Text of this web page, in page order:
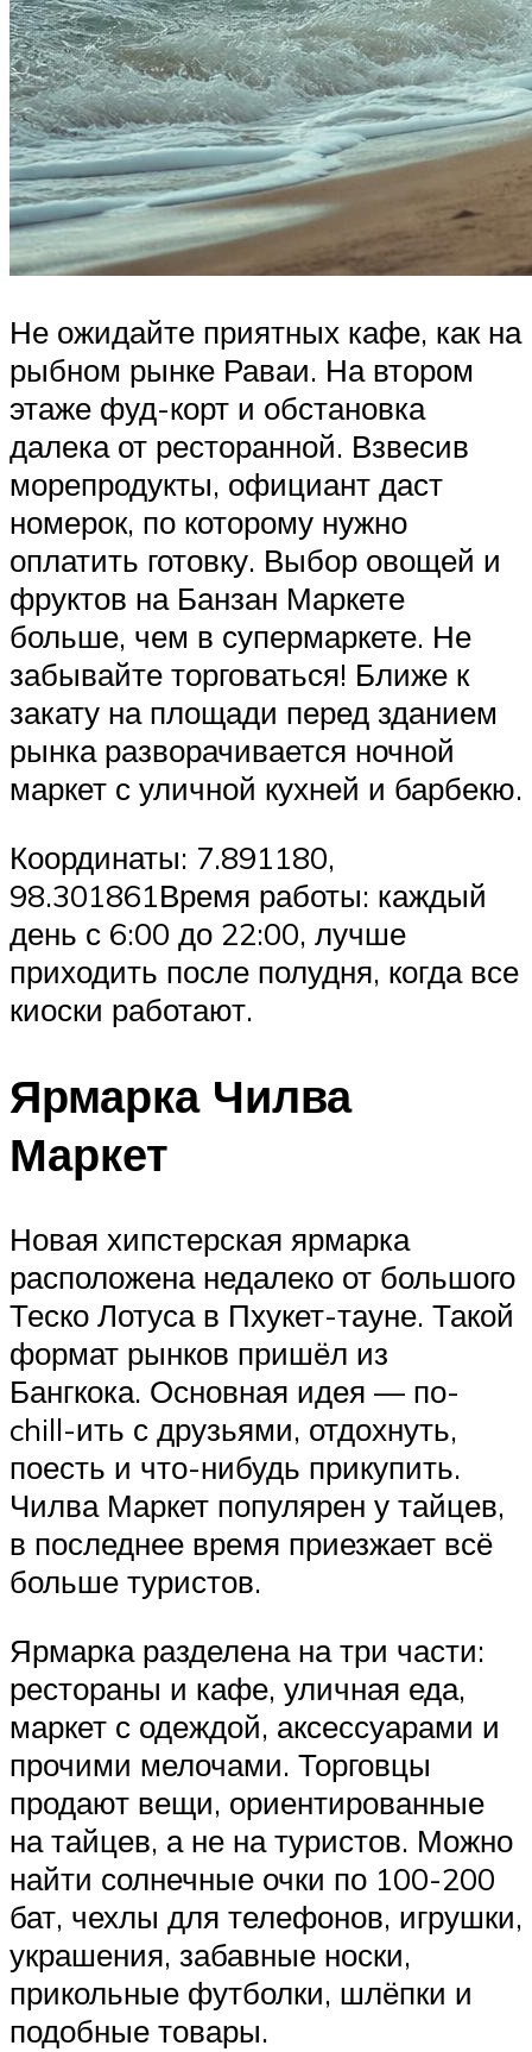
Не ожидайте приятных кафе, как на
рыбном рынке Раваи. На втором
этаже фуд-корт и обстановка
далека от ресторанной. Взвесив
морепродукты, официант даст
номерок, по которому нужно
оплатить готовку. Выбор овощей и
фруктов на Банзан Маркете
больше, чем в супермаркете. Не
забывайте торговаться! Ближе к
закату на площади перед зданием
рынка разворачивается ночной
маркет с уличной кухней и барбекю.
Координаты: 7.891180,
98.301861Время работы: каждый
день с 6:00 до 22:00, лучше
приходить после полудня, когда все
киоски работают.
Ярмарка Чилва
Маркет
Новая хипстерская ярмарка
расположена недалеко от большого
Теско Лотуса в Пхукет-тауне. Такой
формат рынков пришёл из
Бангкока. Основная идея — по-
chill-ить с друзьями, отдохнуть,
поесть и что-нибудь прикупить.
Чилва Маркет популярен у тайцев,
в последнее время приезжает всё
больше туристов.
Ярмарка разделена на три части:
рестораны и кафе, уличная еда,
маркет с одеждой, аксессуарами и
прочими мелочами. Торговцы
продают вещи, ориентированные
на тайцев, а не на туристов. Можно
найти солнечные очки по 100-200
бат, чехлы для телефонов, игрушки,
украшения, забавные носки,
прикольные футболки, шлёпки и
подобные товары.